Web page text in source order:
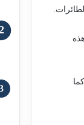
وتشمل هذه